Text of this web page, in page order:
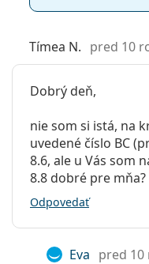
Tímea N. pred 10
Dobrý deň,
nie som si istá, na
uvedené číslo BC
8.6, ale u Vás som
8.8 dobré pre mňa?
Odpovedať
Eva pred 10